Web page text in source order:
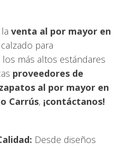
venta al por mayor en
para
más altos estándares
proveedores de
zapatos al por mayor en
Carrús, ¡contáctanos!
Desde diseños